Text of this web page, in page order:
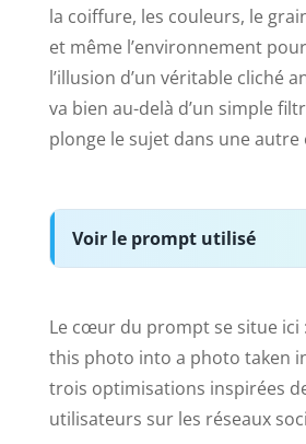
la coiffure, les couleurs, le
et même l’environnement
l’illusion d’un véritable cliché
va bien au-delà d’un simple
plonge le sujet dans une autre
Voir le prompt utilisé
Le cœur du prompt se situe ici
this photo into a photo taken
trois optimisations inspirées
utilisateurs sur les réseaux